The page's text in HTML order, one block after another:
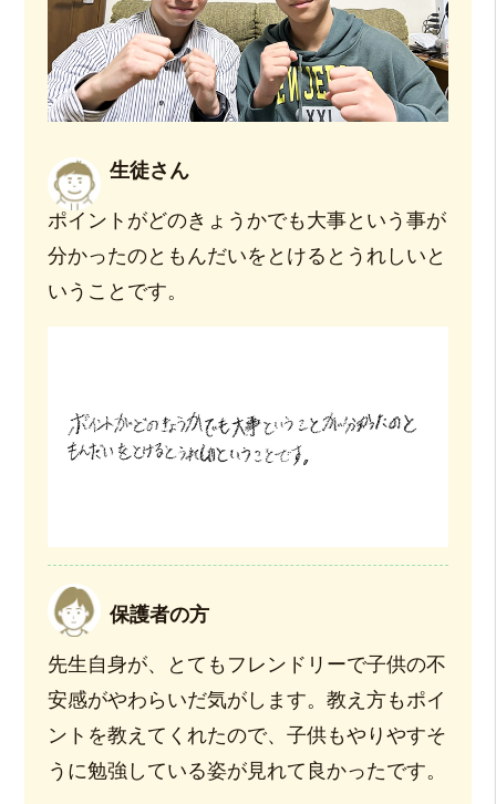
生徒さん
ポイントがどのきょうかでも大事という事が
分かったのともんだいをとけるとうれしいと
いうことです。
保護者の方
先生自身が、とてもフレンドリーで子供の不
安感がやわらいだ気がします。教え方もポイ
ントを教えてくれたので、子供もやりやすそ
うに勉強している姿が見れて良かったです。